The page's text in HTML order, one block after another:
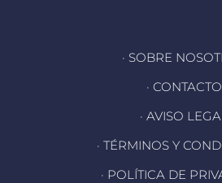
· SOBRE
· CONTACTO
· AVISO
· TÉRMINOS Y
· POLÍTICA DE